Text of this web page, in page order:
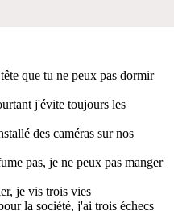
que tu ne peux pas dormir
j'évite toujours les
des caméras sur nos
pas, je ne peux pas manger
je vis trois vies
la société, j'ai trois échecs